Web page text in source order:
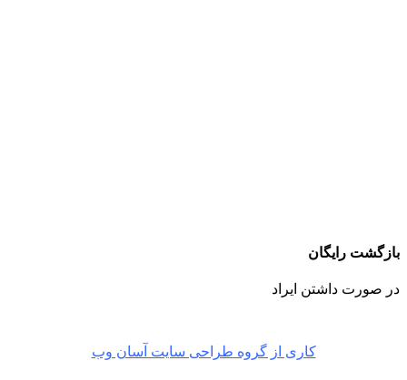
بازگشت رایگان
در صورت داشتن ایراد
کاری از گروه طراحی سایت آسان وب